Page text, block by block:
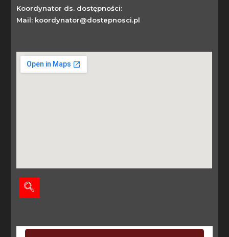
Koordynator ds. dostępności:
Mail: koordynator@dostepnosci.pl